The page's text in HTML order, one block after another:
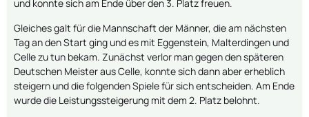
und konnte sich am Ende über den 3. Platz freuen.
Gleiches galt für die Mannschaft der Männer, die am nächsten
Tag an den Start ging und es mit Eggenstein, Malterdingen und
Celle zu tun bekam. Zunächst verlor man gegen den späteren
Deutschen Meister aus Celle, konnte sich dann aber erheblich
steigern und die folgenden Spiele für sich entscheiden. Am Ende
wurde die Leistungssteigerung mit dem 2. Platz belohnt.